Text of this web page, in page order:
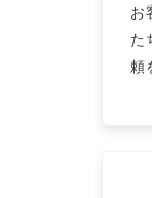
お
た
頼